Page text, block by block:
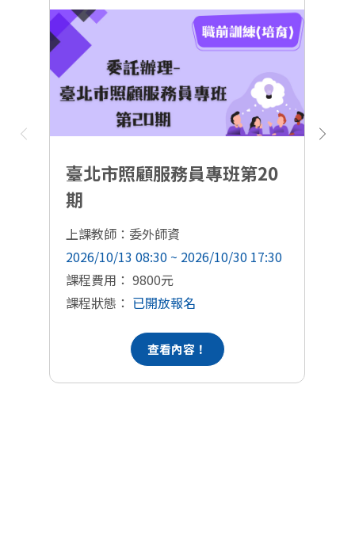
臺北市照顧服務員專班第20
期
上課教師：委外師資
2026/10/13 08:30 ~ 2026/10/30 17:30
課程費用： 9800元
課程狀態： 已開放報名
查看內容！